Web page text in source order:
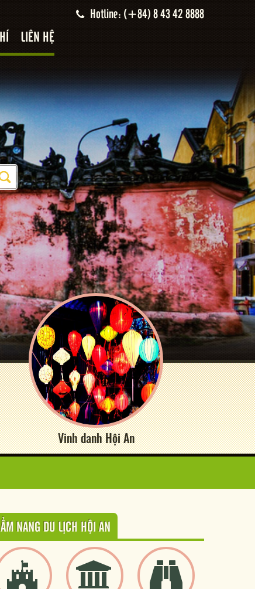
Hotline: (+84) 8 43 42 8888
LIÊN HỆ
Vinh danh Hội An
NANG DU LỊCH HỘI AN